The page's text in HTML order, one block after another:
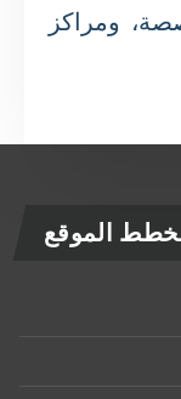
ومراكز
الموقع